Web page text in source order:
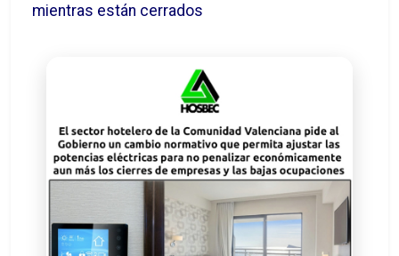
mientras están cerrados